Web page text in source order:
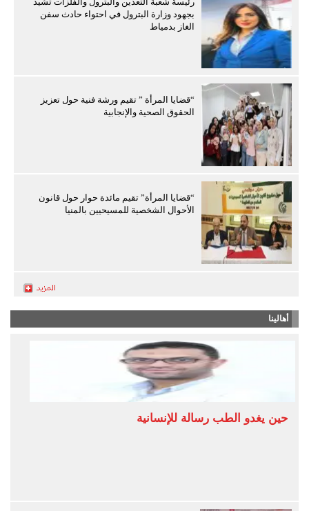
بجهود وزارة البترول في احتواء حادث سفن
الغاز بدمياط
“قضايا المرأة ” تقيم ورشة فنية حول تعزيز
الحقوق الصحية والإنجابية
“قضايا المرأة” تقيم مائدة حوار حول قانون
الأحوال الشخصية للمسيحيين بالمنيا
أهالينا
حين يغدو الطب رسالة للإنسانية